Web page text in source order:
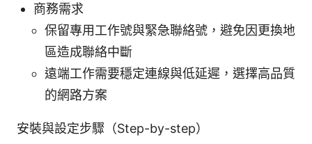
商務需求
保留專用工作號與緊急聯絡號，避免因更換地
區造成聯絡中斷
遠端工作需要穩定連線與低延遲，選擇高品質
的網路方案
安裝與設定步驟（Step-by-step）